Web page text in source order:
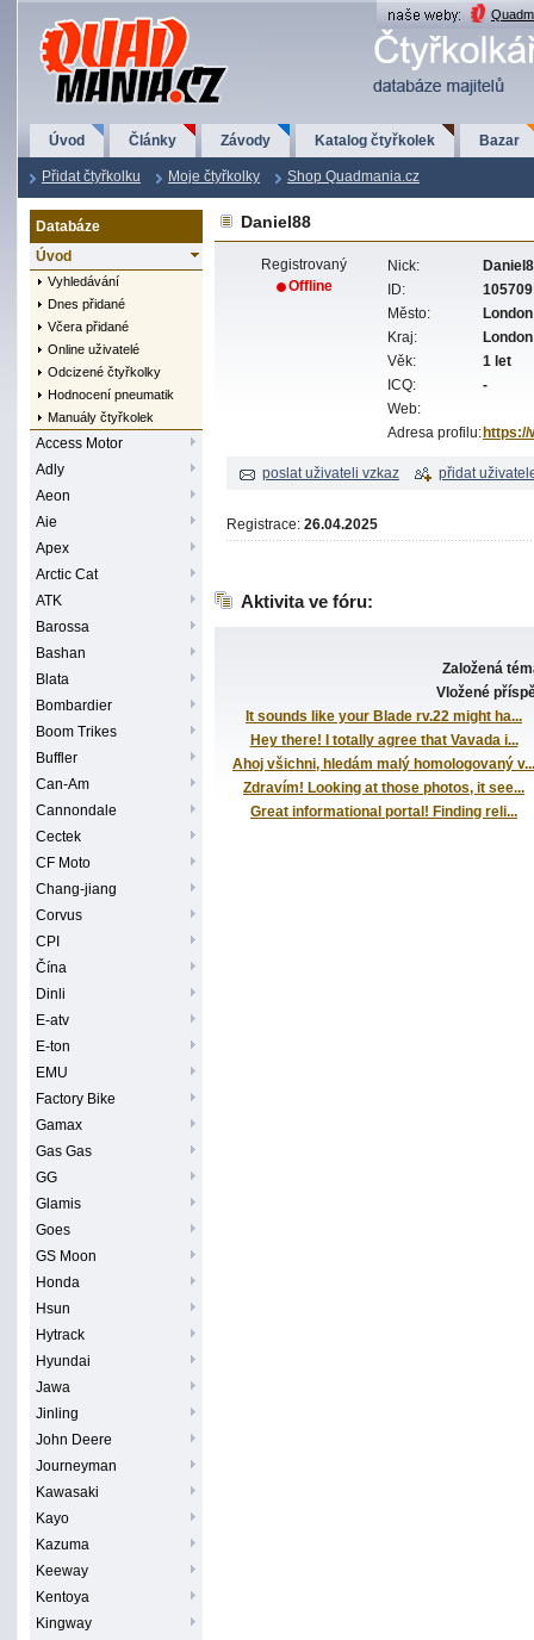
QuadMania.cz
Úvod Články Závody Katalog čtyřkolek Bazar
Přidat čtyřkolku Moje čtyřkolky Shop Quadmania.cz
Databáze
Úvod
Vyhledávání
Dnes přidané
Včera přidané
Online uživatelé
Odcizené čtyřkolky
Hodnocení pneumatik
Manuály čtyřkolek
Access Motor
Adly
Aeon
Aie
Apex
Arctic Cat
ATK
Barossa
Bashan
Blata
Bombardier
Boom Trikes
Buffler
Can-Am
Cannondale
Cectek
CF Moto
Chang-jiang
Corvus
CPI
Čína
Dinli
E-atv
E-ton
EMU
Factory Bike
Gamax
Gas Gas
GG
Glamis
Goes
GS Moon
Honda
Hsun
Hytrack
Hyundai
Jawa
Jinling
John Deere
Journeyman
Kawasaki
Kayo
Kazuma
Keeway
Kentoya
Kingway
Daniel88
Registrovaný
Offline
Nick:
ID:
105709
Město:
Kraj:
London
Věk:
1 let
ICQ:
-
Web:
Adresa profilu: https://
poslat uživateli vzkaz přidat
Registrace: 26.04.2025
Aktivita ve fóru:
Založená
Vložené
It sounds like your Blade rv.22 might ha...
Hey there! I totally agree that Vavada i...
Ahoj všichni, hledám malý homologovaný v...
Zdravím! Looking at those photos, it see...
Great informational portal! Finding reli...